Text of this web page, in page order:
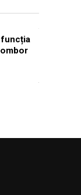
funcția